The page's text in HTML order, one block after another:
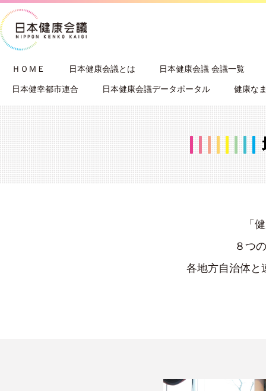
ＨＯＭＥ 日本健康会議とは 日本健康会議 会議一覧
日本健幸都市連合 日本健康会議データポータル 健康な
「健
８つ
各地方自治体と